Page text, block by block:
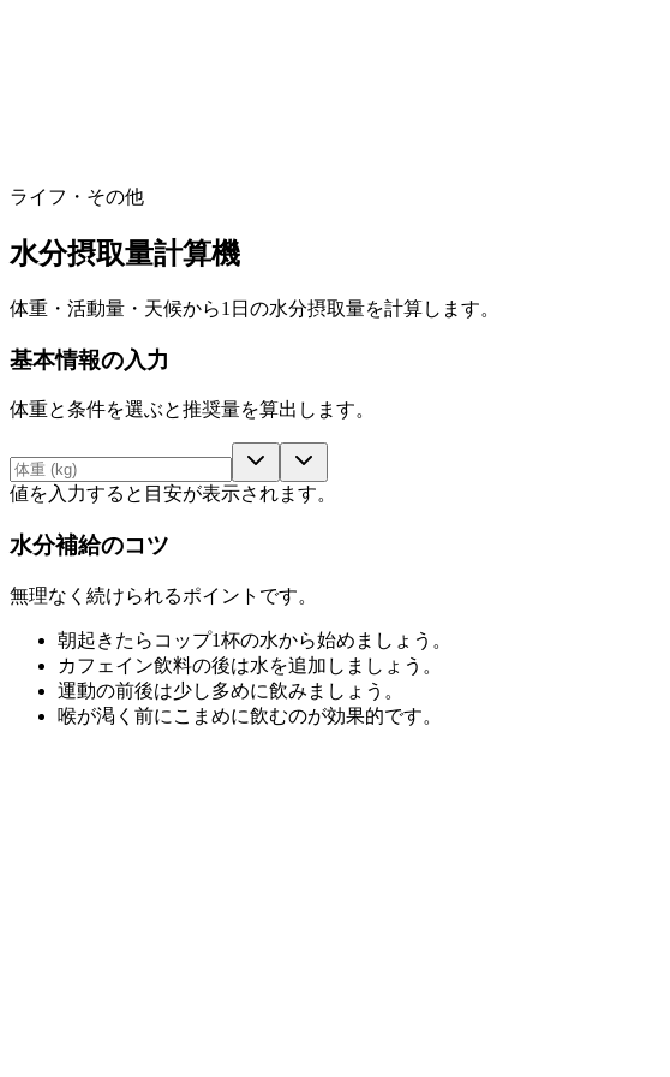
ライフ・その他
水分摂取量計算機
体重・活動量・天候から1日の水分摂取量を計算します。
基本情報の入力
体重と条件を選ぶと推奨量を算出します。
値を入力すると目安が表示されます。
水分補給のコツ
無理なく続けられるポイントです。
朝起きたらコップ1杯の水から始めましょう。
カフェイン飲料の後は水を追加しましょう。
運動の前後は少し多めに飲みましょう。
喉が渇く前にこまめに飲むのが効果的です。